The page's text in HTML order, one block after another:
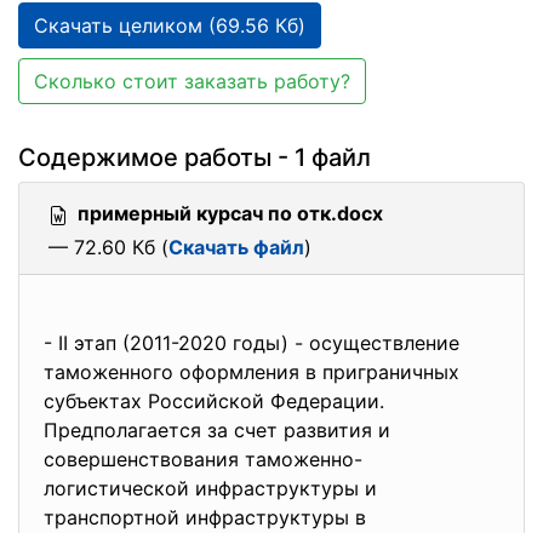
Скачать целиком (69.56 Кб)
Сколько стоит заказать работу?
Содержимое работы - 1 файл
примерный курсач по отк.docx
— 72.60 Кб (Скачать файл)
- II этап (2011-2020 годы) - осуществление
таможенного оформления в приграничных
субъектах Российской Федерации.
Предполагается за счет развития и
совершенствования таможенно-
логистической инфраструктуры и
транспортной инфраструктуры в